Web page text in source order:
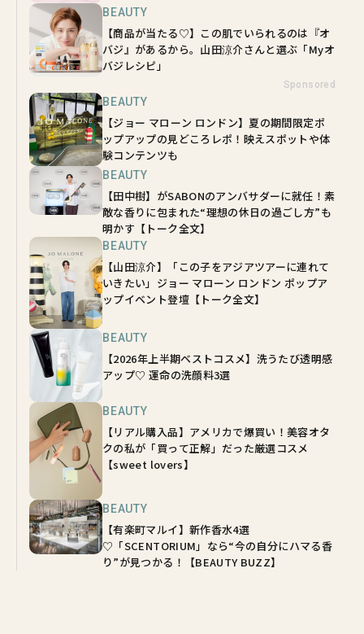
BEAUTY
【商品が当たる♡】この肌でいられるのは『オ
バジ』があるから。山田涼介さんと選ぶ「Myオ
バジレシピ」
Sponsored
BEAUTY
【ジョー マローン ロンドン】夏の期間限定ポ
ップアップの見どころレポ！映えスポットや体
験コンテンツも
BEAUTY
【田中樹】がSABONのアンバサダーに就任！素
敵な香りに包まれた“理想の休日の過ごし方”も
明かす【トーク全文】
BEAUTY
【山田涼介】「この子をアジアツアーに連れて
いきたい」ジョー マローン ロンドン ポップア
ップイベント登壇【トーク全文】
BEAUTY
【2026年上半期ベストコスメ】洗うたび透明感
アップ♡ 運命の洗顔料3選
BEAUTY
【リアル購入品】アメリカで爆買い！美容オタ
クの私が「買って正解」だった厳選コスメ
【sweet lovers】
BEAUTY
【有楽町マルイ】新作香水4選
♡「SCENTORIUM」なら“今の自分にハマる香
り”が見つかる！【BEAUTY BUZZ】